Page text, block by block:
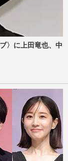
〉に上田竜也、中